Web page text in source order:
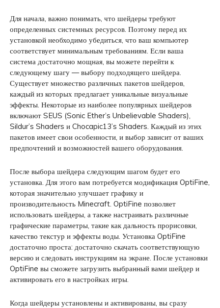
Для начала, важно понимать, что шейдеры требуют
определенных системных ресурсов. Поэтому перед их
установкой необходимо убедиться, что ваш компьютер
соответствует минимальным требованиям. Если ваша
система достаточно мощная, вы можете перейти к
следующему шагу — выбору подходящего шейдера.
Существует множество различных пакетов шейдеров,
каждый из которых предлагает уникальные визуальные
эффекты. Некоторые из наиболее популярных шейдеров
включают SEUS (Sonic Ether’s Unbelievable Shaders),
Sildur’s Shaders и Chocapic13’s Shaders. Каждый из этих
пакетов имеет свои особенности, и выбор зависит от ваших
предпочтений и возможностей вашего оборудования.
После выбора шейдера следующим шагом будет его
установка. Для этого вам потребуется модификация OptiFine,
которая значительно улучшает графику и
производительность Minecraft. OptiFine позволяет
использовать шейдеры, а также настраивать различные
графические параметры, такие как дальность прорисовки,
качество текстур и эффекты воды. Установка OptiFine
достаточно проста: достаточно скачать соответствующую
версию и следовать инструкциям на экране. После установки
OptiFine вы сможете загрузить выбранный вами шейдер и
активировать его в настройках игры.
Когда шейдеры установлены и активированы, вы сразу